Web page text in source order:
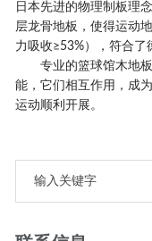
日本先进的物理制板理
层龙骨地板，使得运动
力吸收≥53%），符合了
专业的篮球馆木地板
能，它们相互作用，成
运动顺利开展。